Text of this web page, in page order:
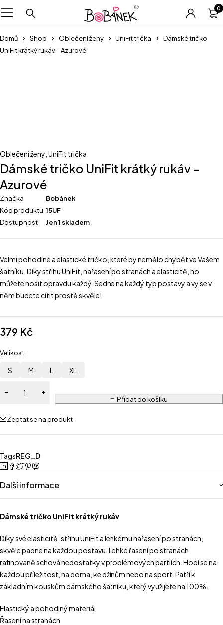
0
Domů Shop Oblečení ženy UniFit trička
Dámské tričko
UniFit krátký rukáv – Azurové
Oblečení ženy UniFit trička
Dámské tričko UniFit krátký rukáv –
Azurové
Značka
Bobánek
Kód produktu 15UF
Dostupnost
Jen 1 skladem
Velmi pohodlné a elastické tričko, které by nemělo chybět ve Vašem
šatníku. Díky střihu UniFit, nařasení po stranách a elasticitě, ho
můžete nosit opravdu každý. Sedne na každý typ postavy a vy se v
něm budete cítit prostě skvěle!
379 Kč
Velikost
S M L XL
Přidat do košíku
Zeptat se na produkt
TagsREG_D
Další informace
Dámské tričko UniFit krátký rukáv
Díky své elasticitě, střihu UniFit a lehkému nařasení po stranách,
skvěle padne na každou postavu. Lehké řasení po stranách
rafinovaně schová nedostatky v problémových partiích. Hodí se na
každou příležitost, na doma, ke džínům nebo na sport. Patří k
základním kouskům dámského šatníku, který využijete na 100%.
Elastický a pohodlný materiál
Řasení na stranách